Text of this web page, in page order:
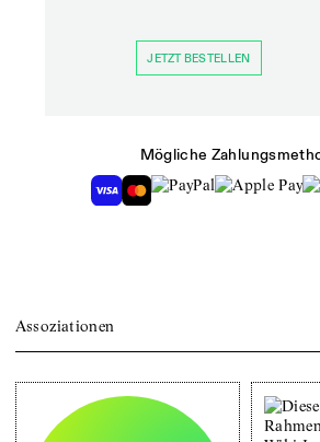
JETZT BESTELLEN
Mögliche
Assoziationen